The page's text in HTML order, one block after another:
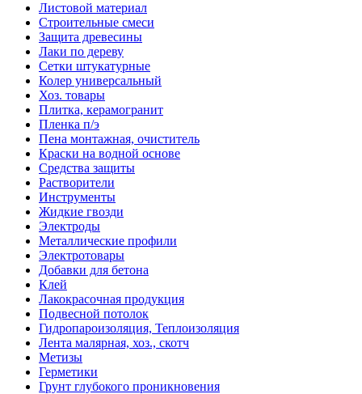
Листовой материал
Строительные смеси
Защита древесины
Лаки по дереву
Сетки штукатурные
Колер универсальный
Хоз. товары
Плитка, керамогранит
Пленка п/э
Пена монтажная, очиститель
Краски на водной основе
Средства защиты
Растворители
Инструменты
Жидкие гвозди
Электроды
Металлические профили
Электротовары
Добавки для бетона
Клей
Лакокрасочная продукция
Подвесной потолок
Гидропароизоляция, Теплоизоляция
Лента малярная, хоз., скотч
Метизы
Герметики
Грунт глубокого проникновения